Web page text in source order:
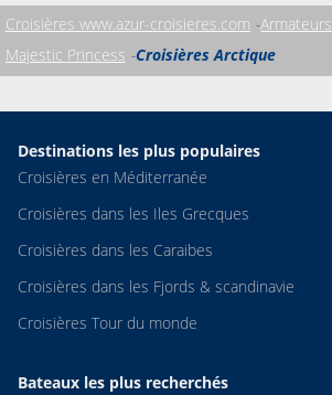
Croisières www.azur-croisieres.com Armateurs
Majestic Princess Croisières Arctique
Destinations les plus populaires
Croisières en Méditerranée
Croisières dans les Iles Grecques
Croisières dans les Caraibes
Croisières dans les Fjords & scandinavie
Croisières Tour du monde
Bateaux les plus recherchés